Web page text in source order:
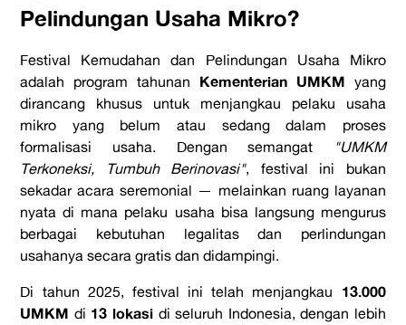
Pelindungan Usaha Mikro?
Festival Kemudahan dan Pelindungan Usaha Mikro
adalah program tahunan Kementerian UMKM yang
dirancang khusus untuk menjangkau pelaku usaha
mikro yang belum atau sedang dalam proses
formalisasi usaha. Dengan semangat
"UMKM
Terkoneksi, Tumbuh Berinovasi", festival ini bukan
sekadar acara seremonial — melainkan ruang layanan
nyata di mana pelaku usaha bisa langsung mengurus
berbagai kebutuhan legalitas dan perlindungan
usahanya secara gratis dan didampingi.
Di tahun 2025, festival ini telah menjangkau 13.000
UMKM di 13 lokasidi seluruh Indonesia, dengan lebih